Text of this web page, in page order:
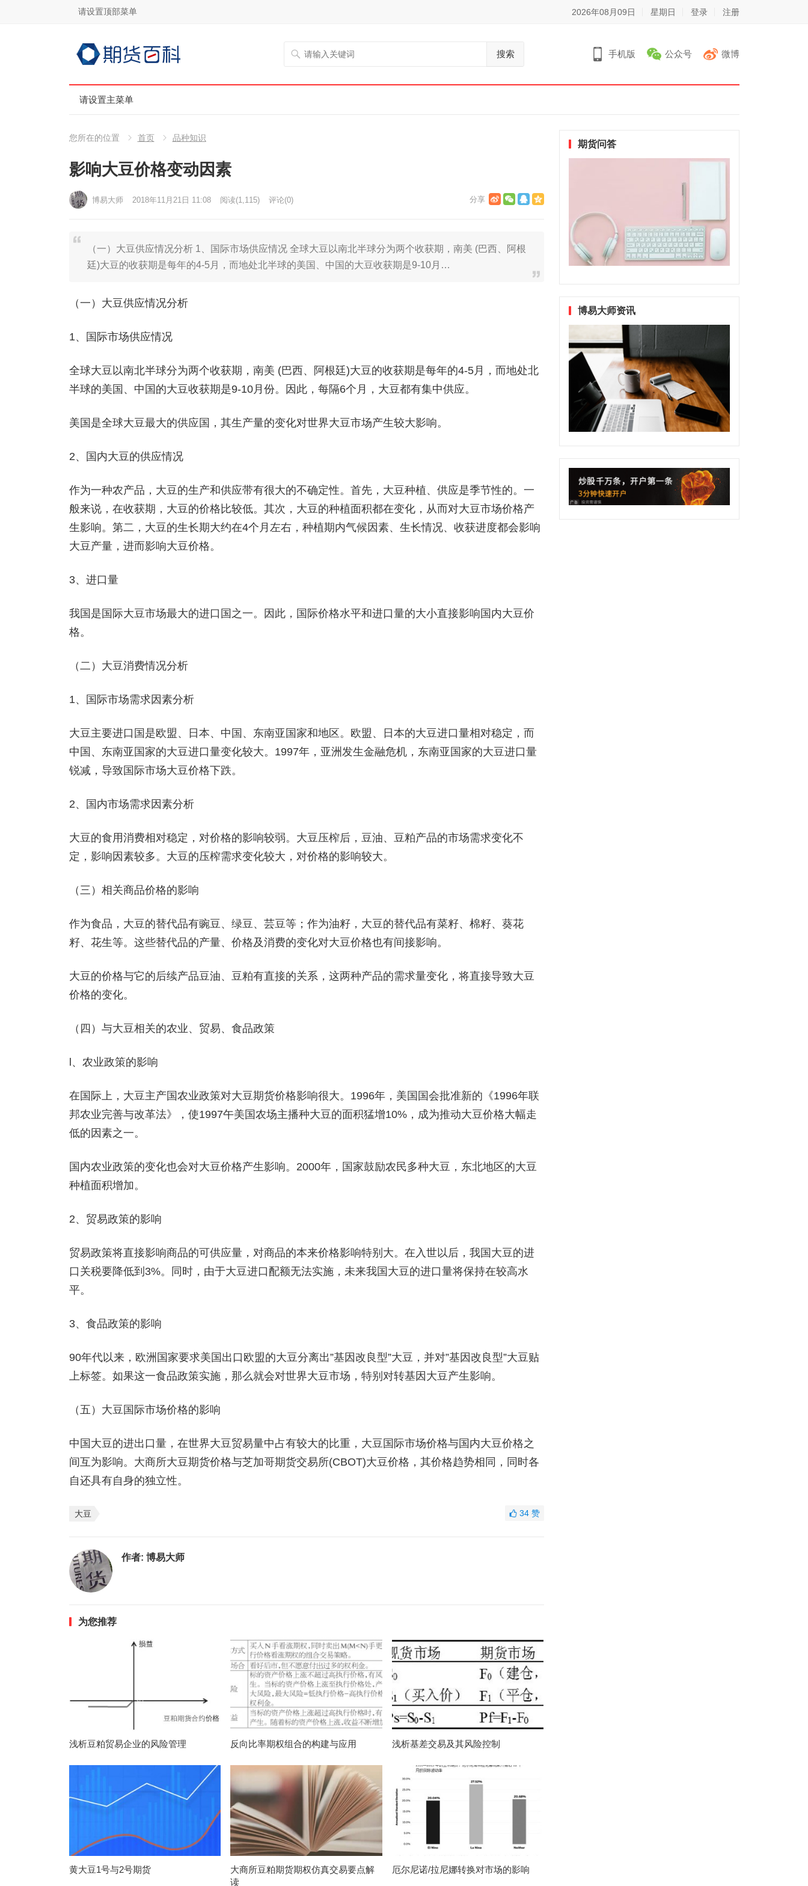
请设置顶部菜单 2026年08月09日 星期日 登录 注册
搜索 手机版 公众号 微博
请设置主菜单
您所在的位置 首页 品种知识
影响大豆价格变动因素
博易大师 2018年11月21日 11:08 阅读(1,115) 评论(0)
（一）大豆供应情况分析 1、国际市场供应情况 全球大豆以南北半球分为两个收获期，南美 (巴西、阿根
廷)大豆的收获期是每年的4-5月，而地处北半球的美国、中国的大豆收获期是9-10月…
（一）大豆供应情况分析
1、国际市场供应情况
全球大豆以南北半球分为两个收获期，南美 (巴西、阿根廷)大豆的收获期是每年的4-5月，而地处北
半球的美国、中国的大豆收获期是9-10月份。因此，每隔6个月，大豆都有集中供应。
美国是全球大豆最大的供应国，其生产量的变化对世界大豆市场产生较大影响。
2、国内大豆的供应情况
作为一种农产品，大豆的生产和供应带有很大的不确定性。首先，大豆种植、供应是季节性的。一
般来说，在收获期，大豆的价格比较低。其次，大豆的种植面积都在变化，从而对大豆市场价格产
生影响。第二，大豆的生长期大约在4个月左右，种植期内气候因素、生长情况、收获进度都会影响
大豆产量，进而影响大豆价格。
3、进口量
我国是国际大豆市场最大的进口国之一。因此，国际价格水平和进口量的大小直接影响国内大豆价
格。
（二）大豆消费情况分析
1、国际市场需求因素分析
大豆主要进口国是欧盟、日本、中国、东南亚国家和地区。欧盟、日本的大豆进口量相对稳定，而
中国、东南亚国家的大豆进口量变化较大。1997年，亚洲发生金融危机，东南亚国家的大豆进口量
锐减，导致国际市场大豆价格下跌。
2、国内市场需求因素分析
大豆的食用消费相对稳定，对价格的影响较弱。大豆压榨后，豆油、豆粕产品的市场需求变化不
定，影响因素较多。大豆的压榨需求变化较大，对价格的影响较大。
（三）相关商品价格的影响
作为食品，大豆的替代品有豌豆、绿豆、芸豆等；作为油籽，大豆的替代品有菜籽、棉籽、葵花
籽、花生等。这些替代品的产量、价格及消费的变化对大豆价格也有间接影响。
大豆的价格与它的后续产品豆油、豆粕有直接的关系，这两种产品的需求量变化，将直接导致大豆
价格的变化。
（四）与大豆相关的农业、贸易、食品政策
l、农业政策的影响
在国际上，大豆主产国农业政策对大豆期货价格影响很大。1996年，美国国会批准新的《1996年联
邦农业完善与改革法》，使1997午美国农场主播种大豆的面积猛增10%，成为推动大豆价格大幅走
低的因素之一。
国内农业政策的变化也会对大豆价格产生影响。2000年，国家鼓励农民多种大豆，东北地区的大豆
种植面积增加。
2、贸易政策的影响
贸易政策将直接影响商品的可供应量，对商品的本来价格影响特别大。在入世以后，我国大豆的进
口关税要降低到3%。同时，由于大豆进口配额无法实施，未来我国大豆的进口量将保持在较高水
平。
3、食品政策的影响
90年代以来，欧洲国家要求美国出口欧盟的大豆分离出”基因改良型”大豆，并对”基因改良型”大豆贴
上标签。如果这一食品政策实施，那么就会对世界大豆市场，特别对转基因大豆产生影响。
（五）大豆国际市场价格的影响
中国大豆的进出口量，在世界大豆贸易量中占有较大的比重，大豆国际市场价格与国内大豆价格之
间互为影响。大商所大豆期货价格与芝加哥期货交易所(CBOT)大豆价格，其价格趋势相同，同时各
自还具有自身的独立性。
大豆 34 赞
作者: 博易大师
为您推荐
浅析豆粕贸易企业的风险管理 反向比率期权组合的构建与应用 浅析基差交易及其风险控制
黄大豆1号与2号期货
大商所豆粕期货期权仿真交易要点解
读
厄尔尼诺/拉尼娜转换对市场的影响
期货问答
博易大师资讯